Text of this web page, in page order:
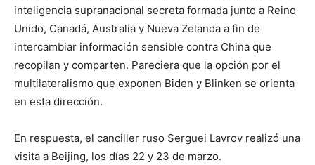
inteligencia supranacional secreta formada junto a Reino
Unido, Canadá, Australia y Nueva Zelanda a fin de
intercambiar información sensible contra China que
recopilan y comparten. Pareciera que la opción por el
multilateralismo que exponen Biden y Blinken se orienta
en esta dirección.
En respuesta, el canciller ruso Serguei Lavrov realizó una
visita a Beijing, los días 22 y 23 de marzo.